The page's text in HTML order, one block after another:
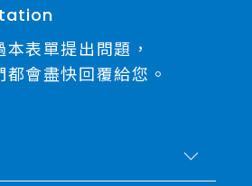
表單提出問題，
會盡快回覆給您。